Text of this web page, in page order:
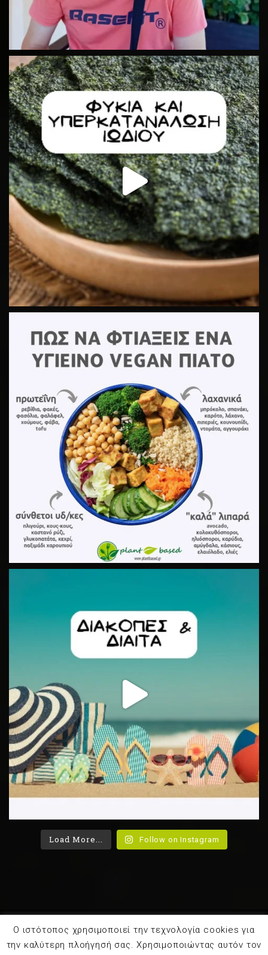
Load More... Follow on Instagram
©2022 plantbased.gr. All Rights Reserved.
Διαιτολόγος
Ο ιστότοπος χρησιμοποιεί την τεχνολογία cookies για
την καλύτερη πλοήγησή σας. Χρησιμοποιώντας αυτόν τον